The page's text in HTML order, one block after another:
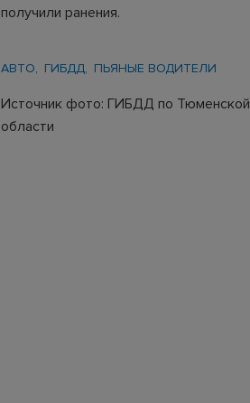
получили ранения.
АВТО
ГИБДД ПЬЯНЫЕ ВОДИТЕЛИ
Источник фото: ГИБДД по Тюменской
области